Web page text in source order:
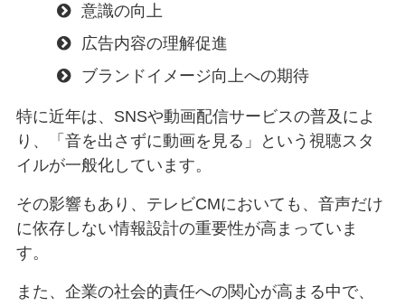
意識の向上
広告内容の理解促進
ブランドイメージ向上への期待
特に近年は、SNSや動画配信サービスの普及によ
り、「音を出さずに動画を見る」という視聴スタ
イルが一般化しています。
その影響もあり、テレビCMにおいても、音声だけ
に依存しない情報設計の重要性が高まっていま
す。
また、企業の社会的責任への関心が高まる中で、